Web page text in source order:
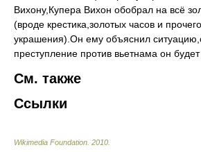
Вихону,Купера Вихон обобрал на всё
(вроде крестика,золотых часов и
украшения).Он ему объяснил
преступление против вьетнама он будет
См. также
Ссылки
Wikimedia Foundation 2010